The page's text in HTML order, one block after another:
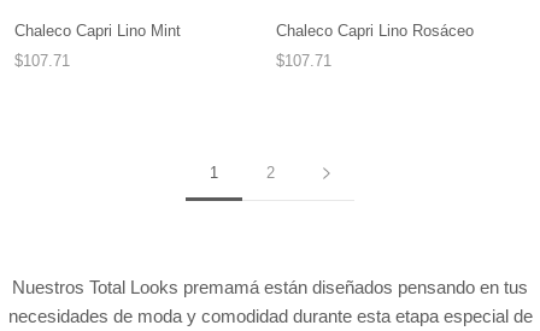
Chaleco Capri Lino Mint
$107.71
Chaleco Capri Lino Rosáceo
$107.71
1 2
Nuestros Total Looks premamá están diseñados pensando en tus
necesidades de moda y comodidad durante esta etapa especial de